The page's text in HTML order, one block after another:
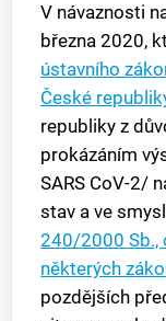
V návaznosti
března 2020,
ústavního
České
republiky z
prokázáním
SARS CoV-2/
stav a ve
240/2000 Sb.,
některých
pozdějších